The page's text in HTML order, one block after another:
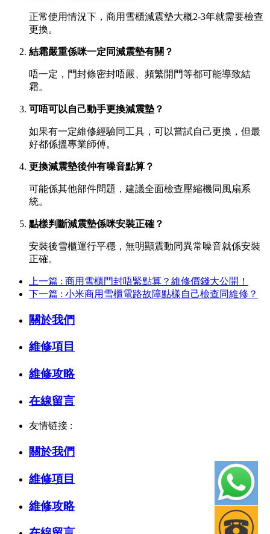
正常使用情況下，商用雪櫃減震墊大概2-3年就需要檢查
更換。
結霜嚴重係咪一定同減震墊有關？
唔一定，門封條密封唔嚴、頻繁開門等都可能導致結
霜。
可唔可以自己動手更換減震墊？
如果有一定維修經驗同工具，可以嘗試自己更換，但最
好都係搵專業師傅。
更換減震墊後仲有噪音點算？
可能係其他部件問題，建議全面檢查壓縮機同風扇系
統。
點樣判斷減震墊係咪安裝正確？
安裝後雪櫃運行平穩，無明顯震動同異常噪音就係安裝
正確。
上一篇 : 商用雪櫃門封唔緊點算？維修價錢大公開！
下一篇 : 小米商用雪櫃電路故障點樣自己檢查同維修？
關於我們
維修項目
維修攻略
在線留言
友情链接 :
關於我們
維修項目
維修攻略